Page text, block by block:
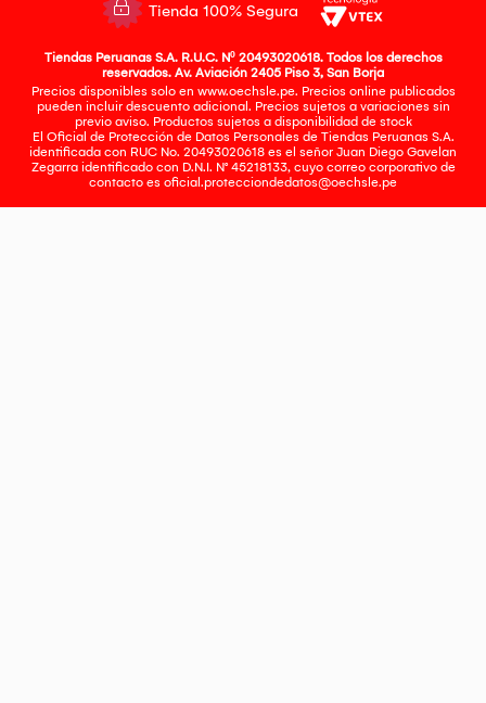
Tienda 100% Segura
Tiendas Peruanas S.A. R.U.C. Nº 20493020618. Todos los derechos
reservados. Av. Aviación 2405 Piso 3, San Borja
Precios disponibles solo en www.oechsle.pe. Precios online publicados
pueden incluir descuento adicional. Precios sujetos a variaciones sin
previo aviso. Productos sujetos a disponibilidad de stock
El Oficial de Protección de Datos Personales de Tiendas Peruanas S.A.
identificada con RUC No. 20493020618 es el señor Juan Diego Gavelan
Zegarra identificado con D.N.I. N° 45218133, cuyo correo corporativo de
contacto es oficial.protecciondedatos@oechsle.pe